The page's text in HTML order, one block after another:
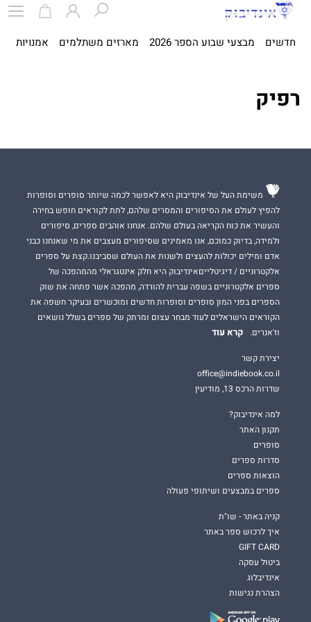
חדשים מבצעי שבוע הספר 2026 מארזים משתלמים אמנויות
רפיק
משימת העל של אינדיבוק היא לאפשר לכמה שיותר סופרים וסופרות
להפיץ לעולם את הסיפורים והמסרים שלהם, לתת לקוראים חופש בחירה
והעשיר את כוח הקריאה בעולם שלהם. אנחנו אוהבים ספרים, סיפורים
ולמידה, בדיוק כמוכם, אנו מאמינים שסיפורים מעצבים את מי שאנחנו כבני
אדם ומילים יכולות להעצים ולשנות את העולם שסביבנו.קצת על ספרים
אלקטרוניים / דיגיטלייםאינדיבוק היא חלק אינטגראלי מהמהפכה של
ספרים אלקטרוניים בשפה עברית להורדה, מהפכה אשר פתחה את שוק
הספרים בפני המון סופרים וסופרות חדשים ומוכשרים ובעיקר חשפה את
הקוראים הישראלים לעוד מבחר עצום ומרתק של ספרים בשלל נושאים
וז'אנרים.
קרא עוד
יצירת קשר
office@indiebook.co.il
שדרות הרכס 13, מודיעין
למה אינדיבוק?
תקנון האתר
סופרים
סדרות ספרים
הוצאות ספרים
ספרים במבצעים ושיתופי פעולה
קניה באתר - שו"ת
איך לרכוש ספר באתר
GIFT CARD
ביטול עסקה
אינדיבלוג
הצהרת נגישות